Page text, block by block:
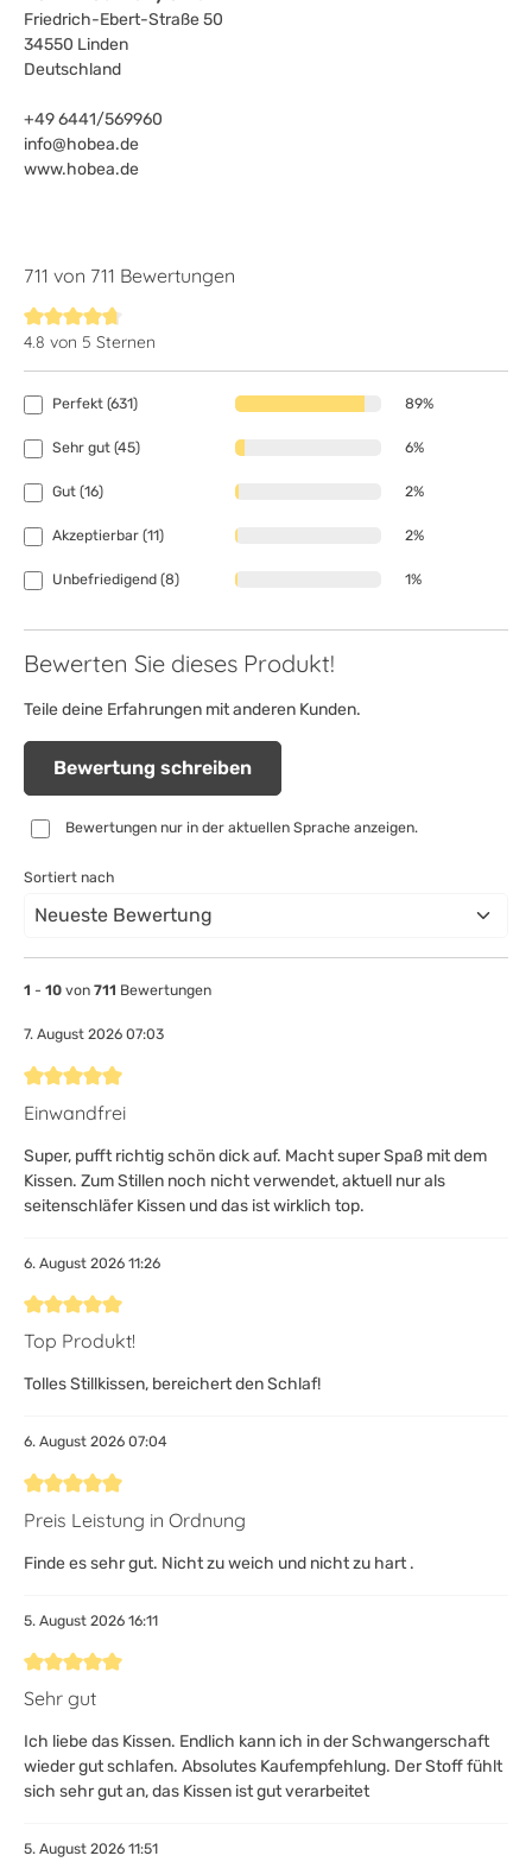
Friedrich-Ebert-Straße 50
34550 Linden
Deutschland
+49 6441/569960
info@hobea.de
www.hobea.de
711 von 711 Bewertungen
Durchschnittliche Bewertung von 4.8 von 5 Sternen
4.8 von 5 Sternen
Perfekt (631) 89%
Sehr gut (45) 6%
Gut (16) 2%
Akzeptierbar (11) 2%
Unbefriedigend (8) 1%
Bewerten Sie dieses Produkt!
Teile deine Erfahrungen mit anderen Kunden.
Bewertung schreiben
Bewertungen nur in der aktuellen Sprache anzeigen.
Sortiert nach
1 - 10 von 711 Bewertungen
7. August 2026 07:03
Bewertung mit 5 von 5 Sternen
Einwandfrei
Super, pufft richtig schön dick auf. Macht super Spaß mit dem
Kissen. Zum Stillen noch nicht verwendet, aktuell nur als
seitenschläfer Kissen und das ist wirklich top.
6. August 2026 11:26
Bewertung mit 5 von 5 Sternen
Top Produkt!
Tolles Stillkissen, bereichert den Schlaf!
6. August 2026 07:04
Bewertung mit 5 von 5 Sternen
Preis Leistung in Ordnung
Finde es sehr gut. Nicht zu weich und nicht zu hart .
5. August 2026 16:11
Bewertung mit 5 von 5 Sternen
Sehr gut
Ich liebe das Kissen. Endlich kann ich in der Schwangerschaft
wieder gut schlafen. Absolutes Kaufempfehlung. Der Stoff fühlt
sich sehr gut an, das Kissen ist gut verarbeitet
5. August 2026 11:51